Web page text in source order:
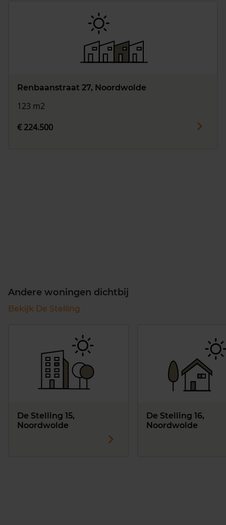
Renbaanstraat 27, Noordwolde
123 m2
€ 224.500
Andere woningen dichtbij
Bekijk De Stelling
De Stelling 15,
Noordwolde
De Stelling 16,
Noordwolde